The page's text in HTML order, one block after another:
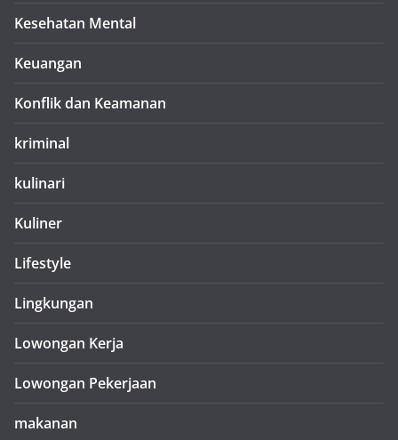
Kesehatan Mental
Keuangan
Konflik dan Keamanan
kriminal
kulinari
Kuliner
Lifestyle
Lingkungan
Lowongan Kerja
Lowongan Pekerjaan
makanan